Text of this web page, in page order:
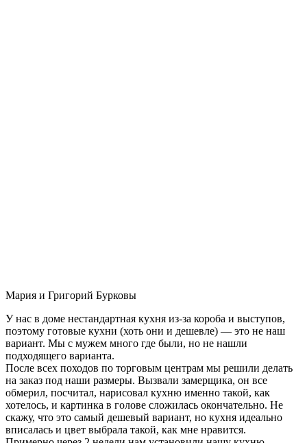
Мария и Григорий Бурковы
У нас в доме нестандартная кухня из-за короба и выступов,
поэтому готовые кухни (хоть они и дешевле) — это не наш
вариант. Мы с мужем много где были, но не нашли
подходящего варианта.
После всех походов по торговым центрам мы решили делать
на заказ под наши размеры. Вызвали замерщика, он все
обмерил, посчитал, нарисовал кухню именно такой, как
хотелось, и картинка в голове сложилась окончательно. Не
скажу, что это самый дешевый вариант, но кухня идеально
вписалась и цвет выбрала такой, как мне нравится.